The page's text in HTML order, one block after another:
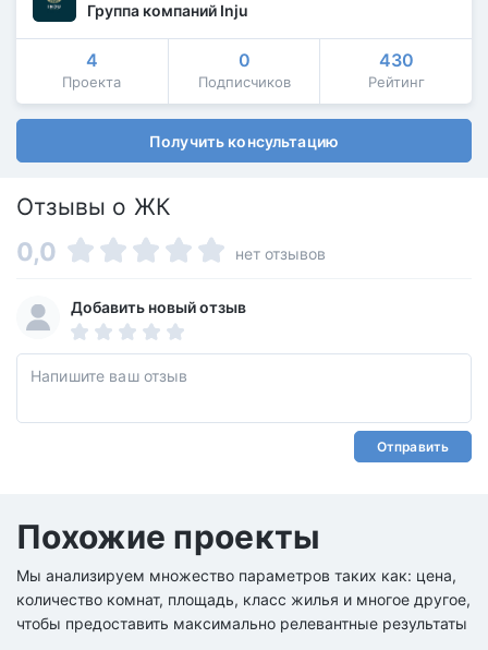
Группа компаний Inju
4
Проекта
0
Подписчиков
430
Рейтинг
Получить консультацию
Отзывы о ЖК
0,0 нет отзывов
Добавить новый отзыв
Отправить
Похожие проекты
Мы анализируем множество параметров таких как: цена,
количество комнат, площадь, класс жилья и многое другое,
чтобы предоставить максимально релевантные результаты